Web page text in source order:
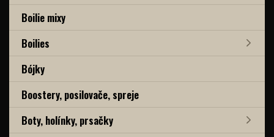
Boilie mixy
Boilies
Bójky
Boostery, posilovače, spreje
Boty, holínky, prsačky